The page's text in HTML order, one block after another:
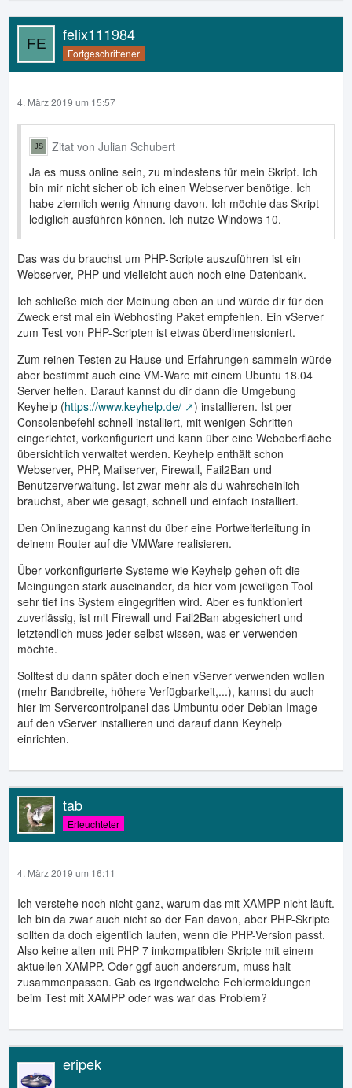
felix111984
Fortgeschrittener
4. März 2019 um 15:57
Zitat von Julian Schubert
Ja es muss online sein, zu mindestens für mein Skript. Ich
bin mir nicht sicher ob ich einen Webserver benötige. Ich
habe ziemlich wenig Ahnung davon. Ich möchte das Skript
lediglich ausführen können. Ich nutze Windows 10.
Das was du brauchst um PHP-Scripte auszuführen ist ein
Webserver, PHP und vielleicht auch noch eine Datenbank.
Ich schließe mich der Meinung oben an und würde dir für den
Zweck erst mal ein Webhosting Paket empfehlen. Ein vServer
zum Test von PHP-Scripten ist etwas überdimensioniert.
Zum reinen Testen zu Hause und Erfahrungen sammeln würde
aber bestimmt auch eine VM-Ware mit einem Ubuntu 18.04
Server helfen. Darauf kannst du dir dann die Umgebung
Keyhelp (https://www.keyhelp.de/
) installieren. Ist per
Consolenbefehl schnell installiert, mit wenigen Schritten
eingerichtet, vorkonfiguriert und kann über eine Weboberfläche
übersichtlich verwaltet werden. Keyhelp enthält schon
Webserver, PHP, Mailserver, Firewall, Fail2Ban und
Benutzerverwaltung. Ist zwar mehr als du wahrscheinlich
brauchst, aber wie gesagt, schnell und einfach installiert.
Den Onlinezugang kannst du über eine Portweiterleitung in
deinem Router auf die VMWare realisieren.
Über vorkonfigurierte Systeme wie Keyhelp gehen oft die
Meingungen stark auseinander, da hier vom jeweiligen Tool
sehr tief ins System eingegriffen wird. Aber es funktioniert
zuverlässig, ist mit Firewall und Fail2Ban abgesichert und
letztendlich muss jeder selbst wissen, was er verwenden
möchte.
Solltest du dann später doch einen vServer verwenden wollen
(mehr Bandbreite, höhere Verfügbarkeit,...), kannst du auch
hier im Servercontrolpanel das Umbuntu oder Debian Image
auf den vServer installieren und darauf dann Keyhelp
einrichten.
tab
Erleuchteter
4. März 2019 um 16:11
Ich verstehe noch nicht ganz, warum das mit XAMPP nicht läuft.
Ich bin da zwar auch nicht so der Fan davon, aber PHP-Skripte
sollten da doch eigentlich laufen, wenn die PHP-Version passt.
Also keine alten mit PHP 7 imkompatiblen Skripte mit einem
aktuellen XAMPP. Oder ggf auch andersrum, muss halt
zusammenpassen. Gab es irgendwelche Fehlermeldungen
beim Test mit XAMPP oder was war das Problem?
eripek